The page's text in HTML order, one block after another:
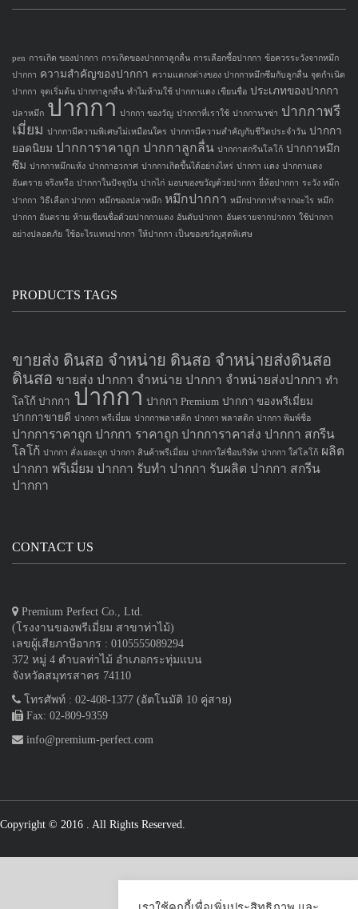
pen การเกิด ของปากกา การเกิดของปากกาลูกลื่น การเลือกซื้อปากกา ข้อควรระวังจากหมึก
ปากกา ความสำคัญของปากกา ความแตกงต่างของ ปากกาหมึกซึมกับลูกลื่น จุดกำเนิด
ปากกา จุดเริ่มต้น ปากกาลูกลื่น ทำไมห้ามใช้ ปากกาแดง เขียนชื่อ ประเภทของปากกา
ปลาหมึก ปากกา ปากกา ของวัญ ปากกาที่เราใช้ ปากกานาซ่า ปากกาพรี
เมี่ยม ปากกามีความพิเศษไม่เหมือนใคร ปากกามีความสำคัญกับชีวิตประจำวัน ปากกา
ยอดนิยม ปากการาคาถูก ปากกาลูกลื่น ปากกาสกรีนโลโก้ ปากกาหมึก
ซึม ปากกาหมึกแห้ง ปากกาอวกาศ ปากกาเกิดขึ้นได้อย่างไหร่ ปากกา แดง ปากกาแดง
อันตราย จริงหรือ ปากกาในปัจจุบัน ปากไก่ มอบของขวัญด้วยปากกา ยี่ห้อปากกา ระวัง หมึก
ปากกา วิธีเลือก ปากกา หมึกของปลาหมึก หมึกปากกา หมึกปากกาทำจากอะไร หมึก
ปากกา อันตราย ห้ามเขียนชื่อด้วยปากกาแดง อันดับปากกา อันตรายจากปากกา ใช้ปากกา
อย่างปลอดภัย ใช้อะไรแทนปากกา ให้ปากกา เป็นของขวัญสุดพิเศษ
PRODUCTS TAGS
ขายส่ง ดินสอ จำหน่าย ดินสอ จำหน่ายส่งดินสอ
ดินสอ ขายส่ง ปากกา จำหน่าย ปากกา จำหน่ายส่งปากกา ทำ
โลโก้ ปากกา ปากกา ปากกา Premium ปากกา ของพรีเมี่ยม
ปากกาขายดี ปากกา พรีเมี่ยม ปากกาพลาสติก ปากกา พลาสติก ปากกา พิมพ์ชื่อ
ปากการาคาถูก ปากกา ราคาถูก ปากการาคาส่ง ปากกา สกรีน
โลโก้ ปากกา สั่งเยอะถูก ปากกา สินค้าพรีเมี่ยม ปากกาใส่ชื่อบริษัท ปากกา ใส่โลโก้ ผลิต
ปากกา พรีเมี่ยม ปากกา รับทำ ปากกา รับผลิต ปากกา สกรีน
ปากกา
CONTACT US
Premium Perfect Co., Ltd.
(โรงงานของพรีเมี่ยม สาขาท่าไม้)
เลขผู้เสียภาษีอากร : 0105555089294
372 หมู่ 4 ตำบลท่าไม้ อำเภอกระทุ่มแบน
จังหวัดสมุทรสาคร 74110
โทรศัพท์ : 02-408-1377 (อัตโนมัติ 10 คู่สาย)
Fax: 02-809-9359
info@premium-perfect.com
Copyright © 2016 . All Rights Reserved.